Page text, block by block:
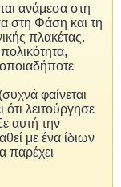
ανάμεσα στη
στη Φάση και τη
πλακέτας.
φαίνεται
λειτούργησε
αυτή την
με ένα ίδιων
παρέχει